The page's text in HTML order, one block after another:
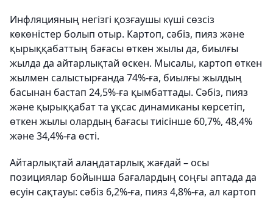
Инфляцияның негізгі қозғаушы күші сөзсіз
көкөністер болып отыр. Картоп, сәбіз, пияз және
қырыққабаттың бағасы өткен жылы да, биылғы
жылда да айтарлықтай өскен. Мысалы, картоп өткен
жылмен салыстырғанда 74%-ға, биылғы жылдың
басынан бастап 24,5%-ға қымбаттады. Сәбіз, пияз
және қырыққабат та ұқсас динамиканы көрсетіп,
өткен жылы олардың бағасы тиісінше 60,7%, 48,4%
және 34,4%-ға өсті.
Айтарлықтай алаңдатарлық жағдай – осы
позициялар бойынша бағалардың соңғы аптада да
өсуін сақтауы: сәбіз 6,2%-ға, пияз 4,8%-ға, ал картоп